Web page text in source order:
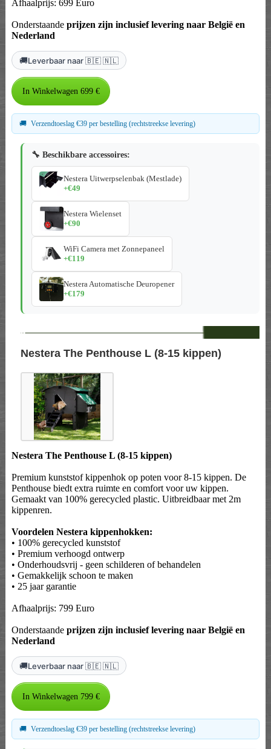
Afhaalprijs: 699 Euro
Onderstaande prijzen zijn inclusief levering naar België en
Nederland
🚚Leverbaar naar 🇧🇪 🇳🇱
🚚 Verzendtoeslag €39 per bestelling (rechtstreekse levering)
🔧 Beschikbare accessoires:
Nestera Uitwerpselenbak (Mestlade)
+€49
Nestera Wielenset
+€90
WiFi Camera met Zonnepaneel
+€119
Nestera Automatische Deuropener
+€179
--
Nestera The Penthouse L (8-15 kippen)
Nestera The Penthouse L (8-15 kippen)
Premium kunststof kippenhok op poten voor 8-15 kippen. De
Penthouse biedt extra ruimte en comfort voor uw kippen.
Gemaakt van 100% gerecycled plastic. Uitbreidbaar met 2m
kippenren.
Voordelen Nestera kippenhokken:
• 100% gerecycled kunststof
• Premium verhoogd ontwerp
• Onderhoudsvrij - geen schilderen of behandelen
• Gemakkelijk schoon te maken
• 25 jaar garantie
Afhaalprijs: 799 Euro
Onderstaande prijzen zijn inclusief levering naar België en
Nederland
🚚Leverbaar naar 🇧🇪 🇳🇱
🚚 Verzendtoeslag €39 per bestelling (rechtstreekse levering)